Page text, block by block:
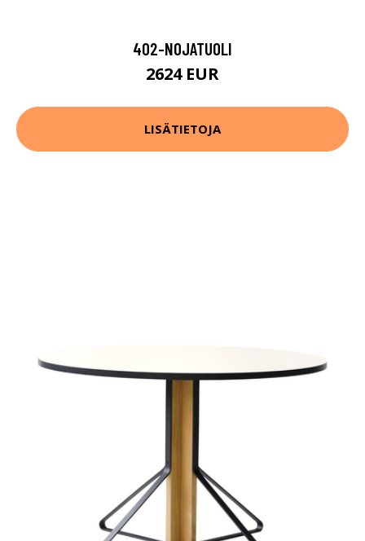
402-NOJATUOLI
2624 EUR
LISÄTIETOJA